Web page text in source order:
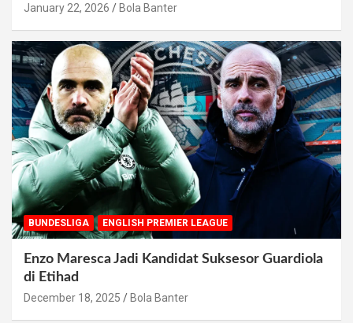
January 22, 2026 Bola Banter
BUNDESLIGA ENGLISH PREMIER LEAGUE
Enzo Maresca Jadi Kandidat Suksesor Guardiola
di Etihad
December 18, 2025 Bola Banter